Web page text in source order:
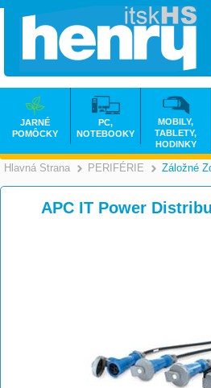
Hlavná Strana >
PERIFÉRIE Záložné
APC IT Power
JARNÉ
POMÔCKY
PC,
NOTEBOOKY
MOBILY,
TABLETY,
HODINKY